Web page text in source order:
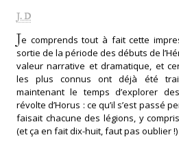
J. D
Je comprends tout à fait cette
sortie de la période des débuts de
valeur narrative et dramatique, et
les plus connus ont déjà été
maintenant le temps d’explorer
révolte d’Horus : ce qu’il s’est passé
faisait chacune des légions, y
(et ça en fait dix-huit, faut pas oublier !)